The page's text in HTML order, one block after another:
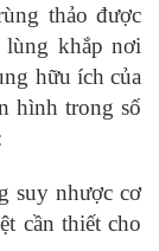
thảo được
lùng khắp nơi
hữu ích của
hình trong số
suy nhược cơ
cần thiết cho